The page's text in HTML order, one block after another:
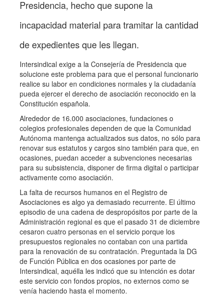
Presidencia, hecho que supone la
incapacidad material para tramitar la cantidad
de expedientes que les llegan.
Intersindical exige a la Consejería de Presidencia que
solucione este problema para que el personal funcionario
realice su labor en condiciones normales y la ciudadanía
pueda ejercer el derecho de asociación reconocido en la
Constitución española.
Alrededor de 16.000 asociaciones, fundaciones o
colegios profesionales dependen de que la Comunidad
Autónoma mantenga actualizados sus datos, no sólo para
renovar sus estatutos y cargos sino también para que, en
ocasiones, puedan acceder a subvenciones necesarias
para su subsistencia, disponer de firma digital o participar
activamente como asociación.
La falta de recursos humanos en el Registro de
Asociaciones es algo ya demasiado recurrente. El último
episodio de una cadena de despropósitos por parte de la
Administración regional es que el pasado 31 de diciembre
cesaron cuatro personas en el servicio porque los
presupuestos regionales no contaban con una partida
para la renovación de su contratación. Preguntada la DG
de Función Pública en dos ocasiones por parte de
Intersindical, aquélla les indicó que su intención es dotar
este servicio con fondos propios, no externos como se
venía haciendo hasta el momento.